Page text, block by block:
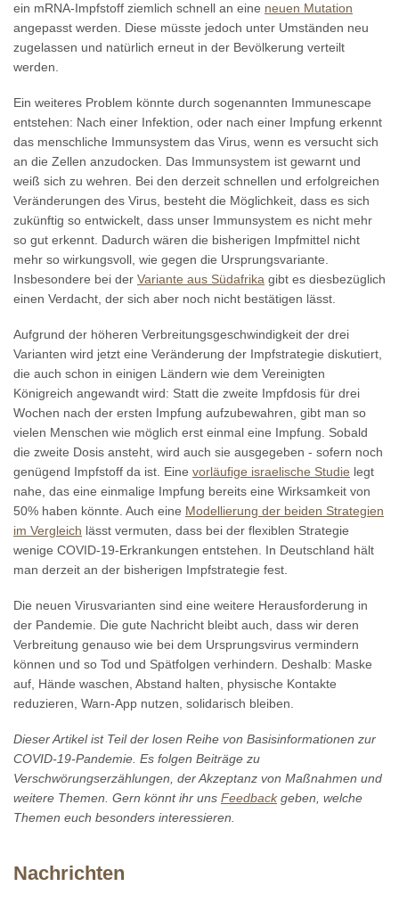
ein mRNA-Impfstoff ziemlich schnell an eine neuen Mutation
angepasst werden. Diese müsste jedoch unter Umständen neu
zugelassen und natürlich erneut in der Bevölkerung verteilt
werden.
Ein weiteres Problem könnte durch sogenannten Immunescape
entstehen: Nach einer Infektion, oder nach einer Impfung erkennt
das menschliche Immunsystem das Virus, wenn es versucht sich
an die Zellen anzudocken. Das Immunsystem ist gewarnt und
weiß sich zu wehren. Bei den derzeit schnellen und erfolgreichen
Veränderungen des Virus, besteht die Möglichkeit, dass es sich
zukünftig so entwickelt, dass unser Immunsystem es nicht mehr
so gut erkennt. Dadurch wären die bisherigen Impfmittel nicht
mehr so wirkungsvoll, wie gegen die Ursprungsvariante.
Insbesondere bei der Variante aus Südafrika gibt es diesbezüglich
einen Verdacht, der sich aber noch nicht bestätigen lässt.
Aufgrund der höheren Verbreitungsgeschwindigkeit der drei
Varianten wird jetzt eine Veränderung der Impfstrategie diskutiert,
die auch schon in einigen Ländern wie dem Vereinigten
Königreich angewandt wird: Statt die zweite Impfdosis für drei
Wochen nach der ersten Impfung aufzubewahren, gibt man so
vielen Menschen wie möglich erst einmal eine Impfung. Sobald
die zweite Dosis ansteht, wird auch sie ausgegeben - sofern noch
genügend Impfstoff da ist. Eine vorläufige israelische Studie legt
nahe, das eine einmalige Impfung bereits eine Wirksamkeit von
50% haben könnte. Auch eine Modellierung der beiden Strategien
im Vergleich lässt vermuten, dass bei der flexiblen Strategie
wenige COVID-19-Erkrankungen entstehen. In Deutschland hält
man derzeit an der bisherigen Impfstrategie fest.
Die neuen Virusvarianten sind eine weitere Herausforderung in
der Pandemie. Die gute Nachricht bleibt auch, dass wir deren
Verbreitung genauso wie bei dem Ursprungsvirus vermindern
können und so Tod und Spätfolgen verhindern. Deshalb: Maske
auf, Hände waschen, Abstand halten, physische Kontakte
reduzieren, Warn-App nutzen, solidarisch bleiben.
Dieser Artikel ist Teil der losen Reihe von Basisinformationen zur
COVID-19-Pandemie. Es folgen Beiträge zu
Verschwörungserzählungen, der Akzeptanz von Maßnahmen und
weitere Themen. Gern könnt ihr uns Feedbackgeben, welche
Themen euch besonders interessieren.
Nachrichten